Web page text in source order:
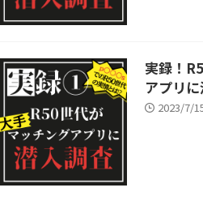
中高年恋愛
恋愛HOW TO
シングルマザー
R50恋愛小説
YouTubeコンテンツ
実録！
アプリ
2023/7/